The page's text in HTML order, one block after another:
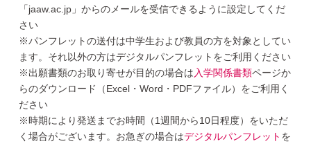
「jaaw.ac.jp」からのメールを受信できるように設定してくだ
さい
※パンフレットの送付は中学生および教員の方を対象としてい
ます。それ以外の方はデジタルパンフレットをご利用ください
※出願書類のお取り寄せが目的の場合は 入学関係書類ページか
らのダウンロード（Excel・Word・PDFファイル）をご利用く
ださい
※時期により発送までお時間（1週間から10日程度）をいただ
く場合がございます。お急ぎの場合はデジタルパンフレット を